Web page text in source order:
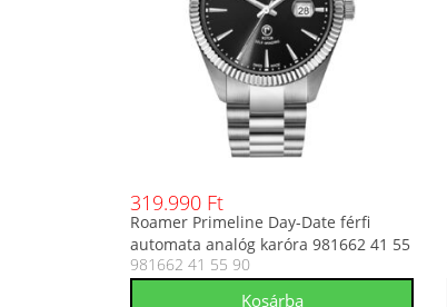
319.990 Ft
Roamer Primeline Day-Date férfi
automata analóg karóra 981662 41 55
90
981662 41 55 90